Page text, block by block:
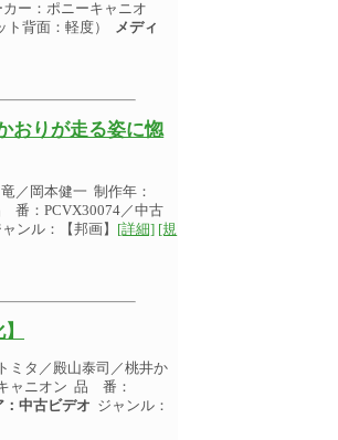
ー：ポニーキャニオ
背面：軽度） メディ
おりが走る姿に惚
／岡本健一 制作年：
番：PCVX30074／中古
ャンル：【邦画】 [詳細] [規
ミタ／殿山泰司／桃井か
ャニオン 品 番：
：中古ビデオ ジャンル：